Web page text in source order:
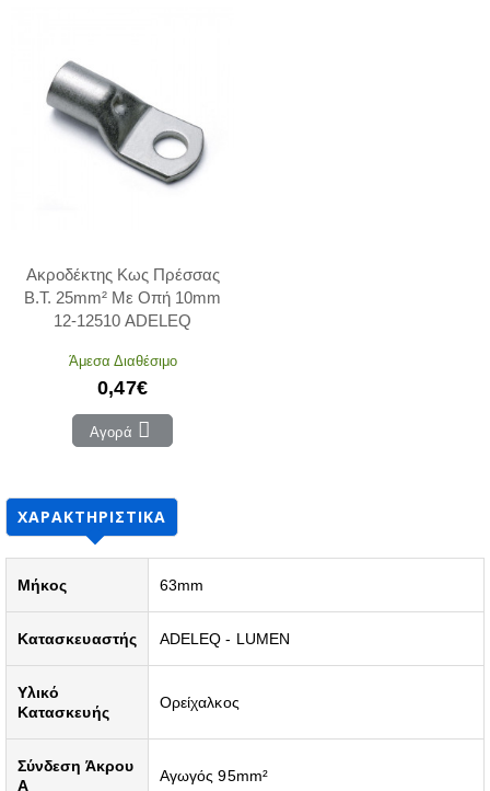
Ακροδέκτης Κως Πρέσσας
Β.Τ. 25mm² Με Οπή 10mm
12-12510 ADELEQ
Άμεσα Διαθέσιμο
0,47€
Αγορά
ΧΑΡΑΚΤΗΡΙΣΤΙΚΆ
Μήκος 63mm
Κατασκευαστής ADELEQ - LUMEN
Υλικό
Κατασκευής
Ορείχαλκος
Σύνδεση Άκρου
A
Αγωγός 95mm²